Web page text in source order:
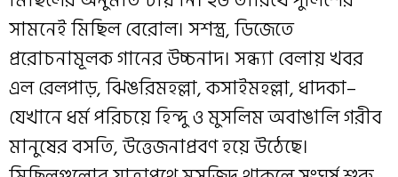
সামনেই মিছিল বেরোল। সশস্ত্র, ডিজেতে
প্ররোচনামূলক গানের উচ্চনাদ। সন্ধ্যা বেলায় খবর
এল রেলপাড়, ঝিঙরিমহল্লা, কসাইমহল্লা, ধাদকা–
যেখানে ধর্ম পরিচয়ে হিন্দু ও মুসলিম অবাঙালি গরীব
মানুষের বসতি, উত্তেজনাপ্রবণ হয়ে উঠেছে।